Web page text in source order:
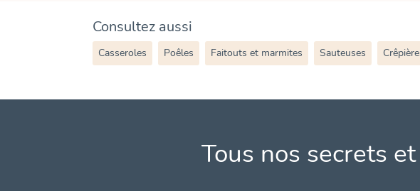
Consultez aussi
Casseroles Poêles Faitouts et marmites Sauteuses
Tous nos secrets